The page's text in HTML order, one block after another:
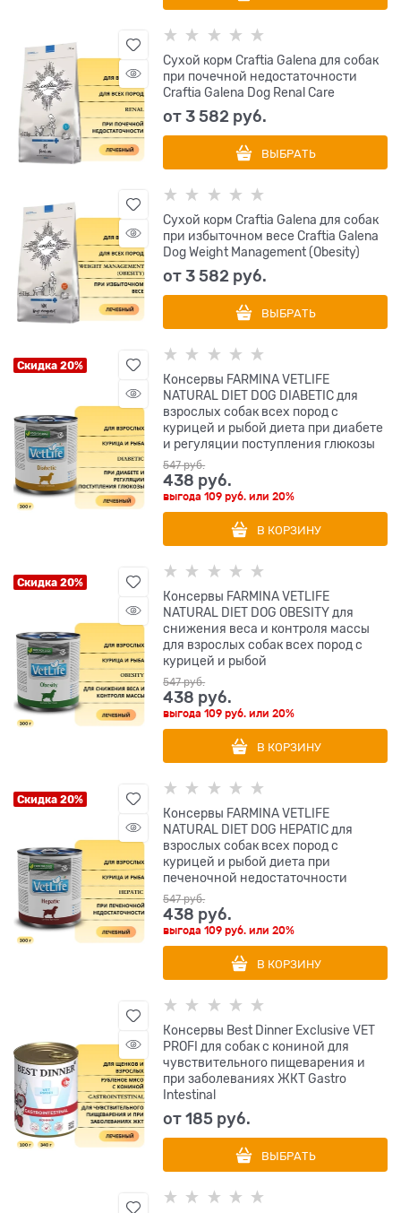
Сухой корм Craftia Galena для собак
при почечной недостаточности
Craftia Galena Dog Renal Care
от3 582 руб.
ВЫБРАТЬ
Сухой корм Craftia Galena для собак
при избыточном весе Craftia Galena
Dog Weight Management (Obesity)
от3 582 руб.
ВЫБРАТЬ
Скидка 20%
Консервы FARMINA VETLIFE
NATURAL DIET DOG DIABETIC для
взрослых собак всех пород с
курицей и рыбой диета при диабете
и регуляции поступления глюкозы
547 руб.
438 руб.
выгода109 руб. или20%
В КОРЗИНУ
Скидка 20%
Консервы FARMINA VETLIFE
NATURAL DIET DOG OBESITY для
снижения веса и контроля массы
для взрослых собак всех пород с
курицей и рыбой
547 руб.
438 руб.
выгода109 руб. или20%
В КОРЗИНУ
Скидка 20%
Консервы FARMINA VETLIFE
NATURAL DIET DOG HEPATIC для
взрослых собак всех пород с
курицей и рыбой диета при
печеночной недостаточности
547 руб.
438 руб.
выгода109 руб. или20%
В КОРЗИНУ
Консервы Best Dinner Exclusive VET
PROFI для собак с кониной для
чувствительного пищеварения и
при заболеваниях ЖКТ Gastro
Intestinal
от185 руб.
ВЫБРАТЬ